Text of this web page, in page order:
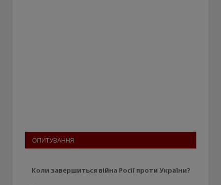
ОПИТУВАННЯ
Коли завершиться війна Росії проти України?